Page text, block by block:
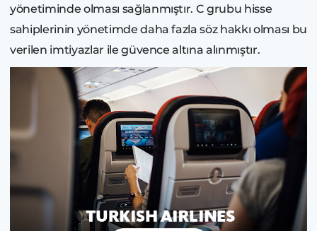
yönetiminde olması sağlanmıştır. C grubu hisse
sahiplerinin yönetimde daha fazla söz hakkı olması bu
verilen imtiyazlar ile güvence altına alınmıştır.